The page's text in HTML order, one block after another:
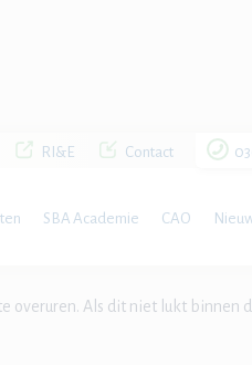
RI&E Contact
SBA Academie CAO
Als dit niet lukt